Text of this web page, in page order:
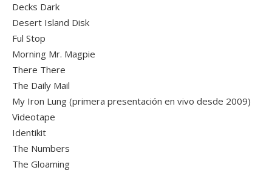
Decks Dark
Desert Island Disk
Ful Stop
Morning Mr. Magpie
There There
The Daily Mail
My Iron Lung (primera presentación en vivo desde 2009)
Videotape
Identikit
The Numbers
The Gloaming